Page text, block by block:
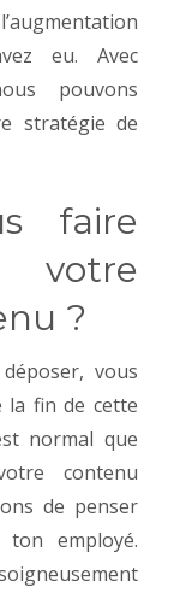
eu. Avec
pouvons
stratégie de
faire
votre
?
vous
la fin de cette
normal que
contenu
de penser
employé.